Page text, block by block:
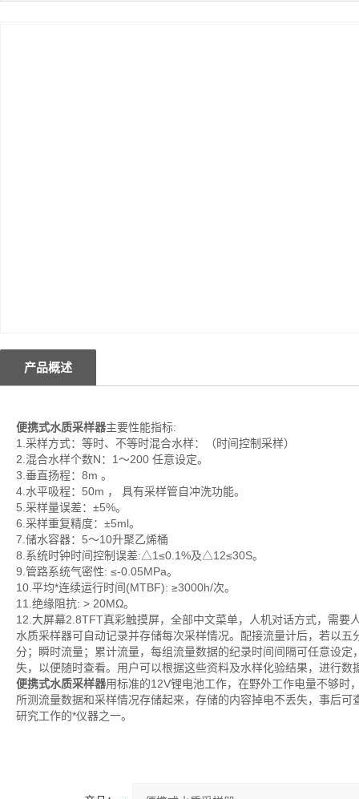
产品概述
便携式水质采样器主要性能指标:
1.采样方式：等时、不等时混合水样：（时间控制采样）
2.混合水样个数N：1～200 任意设定。
3.垂直扬程：8m 。
4.水平吸程：50m ， 具有采样管自冲洗功能。
5.采样量误差：±5%。
6.采样重复精度：±5ml。
7.储水容器：5～10升聚乙烯桶
8.系统时钟时间控制误差:△1≤0.1%及△12≤30S。
9.管路系统气密性: ≤-0.05MPa。
10.平均*连续运行时间(MTBF): ≥3000h/次。
11.绝缘阻抗: > 20MΩ。
12.大屏幕2.8TFT真彩触摸屏，全部中文菜单，人机对话方式，需要
水质采样器可自动记录并存储每次采样情况。配接流量计后，若以
分；瞬时流量；累计流量，每组流量数据的纪录时间间隔可任意设
失，以便随时查看。用户可以根据这些资料及水样化验结果，进行数
便携式水质采样器用标准的12V锂电池工作，在野外工作电量不够时
所测流量数据和采样情况存储起来，存储的内容掉电不丢失，事后
研究工作的*仪器之一。